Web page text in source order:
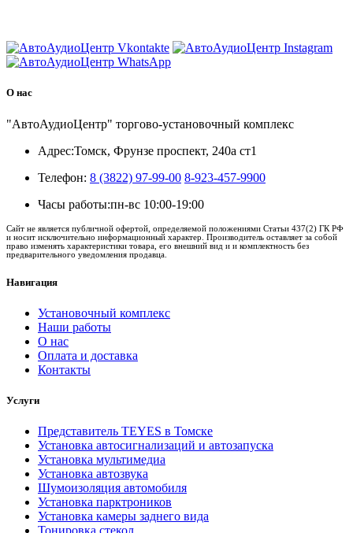
О нас
"АвтоАудиоЦентр" торгово-установочный комплекс
Адрес:Томск, Фрунзе проспект, 240а ст1
Телефон: 8 (3822) 97-99-00 8-923-457-9900
Часы работы:пн-вс 10:00-19:00
Сайт не является публичной офертой, определяемой положениями Статьи 437(2) ГК РФ
и носит исключительно информационный характер. Производитель оставляет за собой
право изменять характеристики товара, его внешний вид и и комплектность без
предварительного уведомления продавца.
Навигация
Установочный комплекс
Наши работы
О нас
Оплата и доставка
Контакты
Услуги
Представитель TEYES в Томске
Установка автосигнализаций и автозапуска
Установка мультимедиа
Установка автозвука
Шумоизоляция автомобиля
Установка парктроников
Установка камеры заднего вида